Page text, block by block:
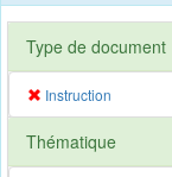
Type de document
Instruction
Thématique